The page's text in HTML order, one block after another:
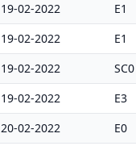
19-02-2022 E1
19-02-2022 E1
19-02-2022 SC0
19-02-2022 E3
20-02-2022 E0